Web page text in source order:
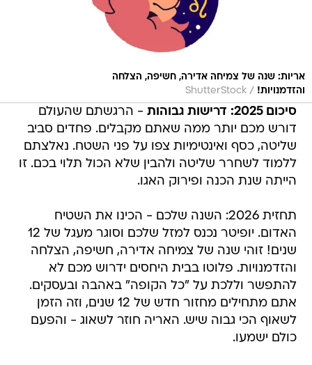
אריות: שנה של צמיחה אדירה, חשיפה, הצלחה
והזדמנויות! /
ShutterStock
סיכום 2025: דרישות גבוהות
- הרגשתם שהעולם
דורש מכם יותר ממה שאתם מקבלים. פחדים סביב
שליטה, כסף ואינטימיות צפו על פני השטח. נאלצתם
ללמוד לשחרר שליטה ולהבין שלא הכול תלוי בכם. זו
הייתה שנת הכנה ופירוק האגו.
תחזית 2026: השנה שלכם - הכינו את השטיח
האדום. יופיטר נכנס למזל שלכם וסוגר מעגל של 12
שנים! זוהי שנה של צמיחה אדירה, חשיפה, הצלחה
והזדמנויות. פלוטו בבית היחסים ידרוש מכם לא
להתפשר וללכת על "כל הקופה" באהבה ובעסקים.
אתם מתחילים מחזור חדש של 12 שנים, וזה הזמן
לשאוף הכי גבוה שיש. האריה חוזר לשאוג - והפעם
כולם ישמעו.